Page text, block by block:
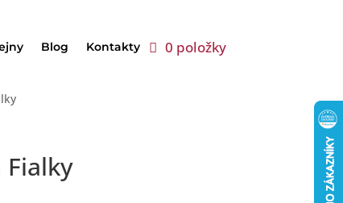
Blog Kontakty 0 položky